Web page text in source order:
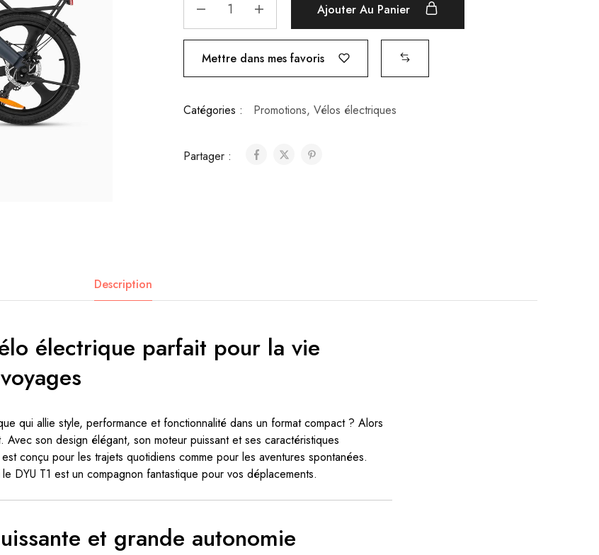
Ajouter Au Panier
Mettre dans mes favoris
Catégories : Promotions, Vélos électriques
Partager :
Description
électrique parfait pour la vie
qui allie style, performance et fonctionnalité dans un format compact ? Alors
Avec son design élégant, son moteur puissant et ses caractéristiques
conçu pour les trajets quotidiens comme pour les aventures spontanées.
DYU T1 est un compagnon fantastique pour vos déplacements.
et grande autonomie